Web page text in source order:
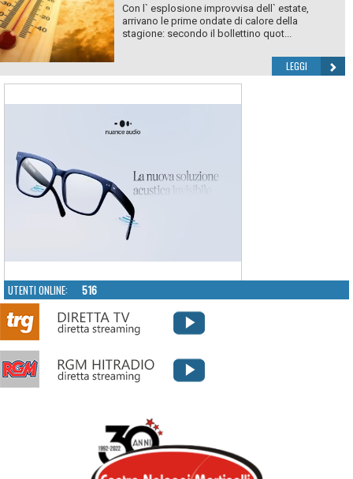
Con l` esplosione improvvisa dell` estate,
arrivano le prime ondate di calore della
stagione: secondo il bollettino quot...
LEGGI
UTENTI ONLINE: 516